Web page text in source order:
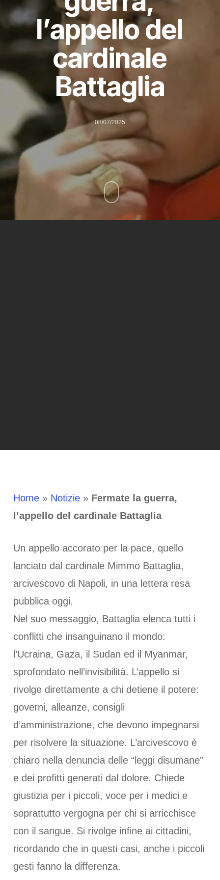
l’appello del
cardinale
Battaglia
08/07/2025
Home» Notizie» Fermate la guerra,
l’appello del cardinale Battaglia
Un appello accorato per la pace, quello
lanciato dal cardinale Mimmo Battaglia,
arcivescovo di Napoli, in una lettera resa
pubblica oggi.
Nel suo messaggio, Battaglia elenca tutti i
conflitti che insanguinano il mondo:
l’Ucraina, Gaza, il Sudan ed il Myanmar,
sprofondato nell’invisibilità. L’appello si
rivolge direttamente a chi detiene il potere:
governi, alleanze, consigli
d’amministrazione, che devono impegnarsi
per risolvere la situazione. L’arcivescovo è
chiaro nella denuncia delle “leggi disumane”
e dei profitti generati dal dolore. Chiede
giustizia per i piccoli, voce per i medici e
soprattutto vergogna per chi si arricchisce
con il sangue. Si rivolge infine ai cittadini,
ricordando che in questi casi, anche i piccoli
gesti fanno la differenza.